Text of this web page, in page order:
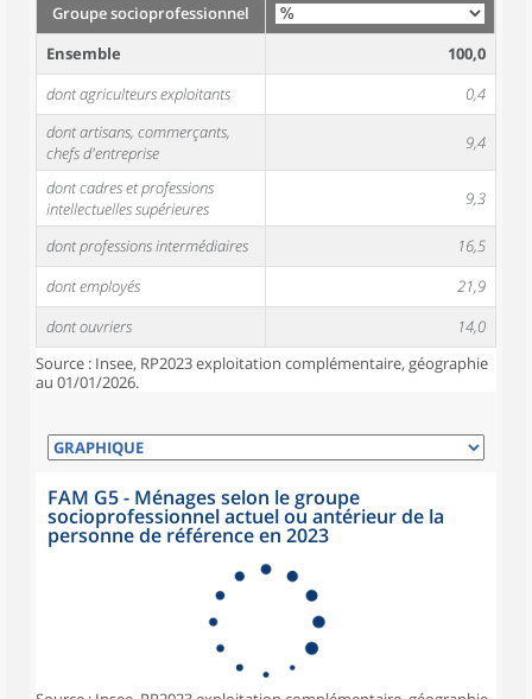
Groupe socioprofessionnel
Ensemble
100,0
dont agriculteurs exploitants
0,4
dont artisans, commerçants,
chefs d'entreprise
9,4
dont cadres et professions
intellectuelles supérieures
9,3
dont professions intermédiaires
16,5
dont employés
21,9
dont ouvriers
14,0
Source : Insee, RP2023 exploitation complémentaire, géographie
au 01/01/2026.
FAM G5 - Ménages selon le groupe
socioprofessionnel actuel ou antérieur de la
personne de référence en 2023